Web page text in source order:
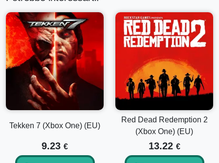
Tekken 7 (Xbox One) (EU)
9.23 €
Red Dead Redemption 2
(Xbox One) (EU)
13.22 €